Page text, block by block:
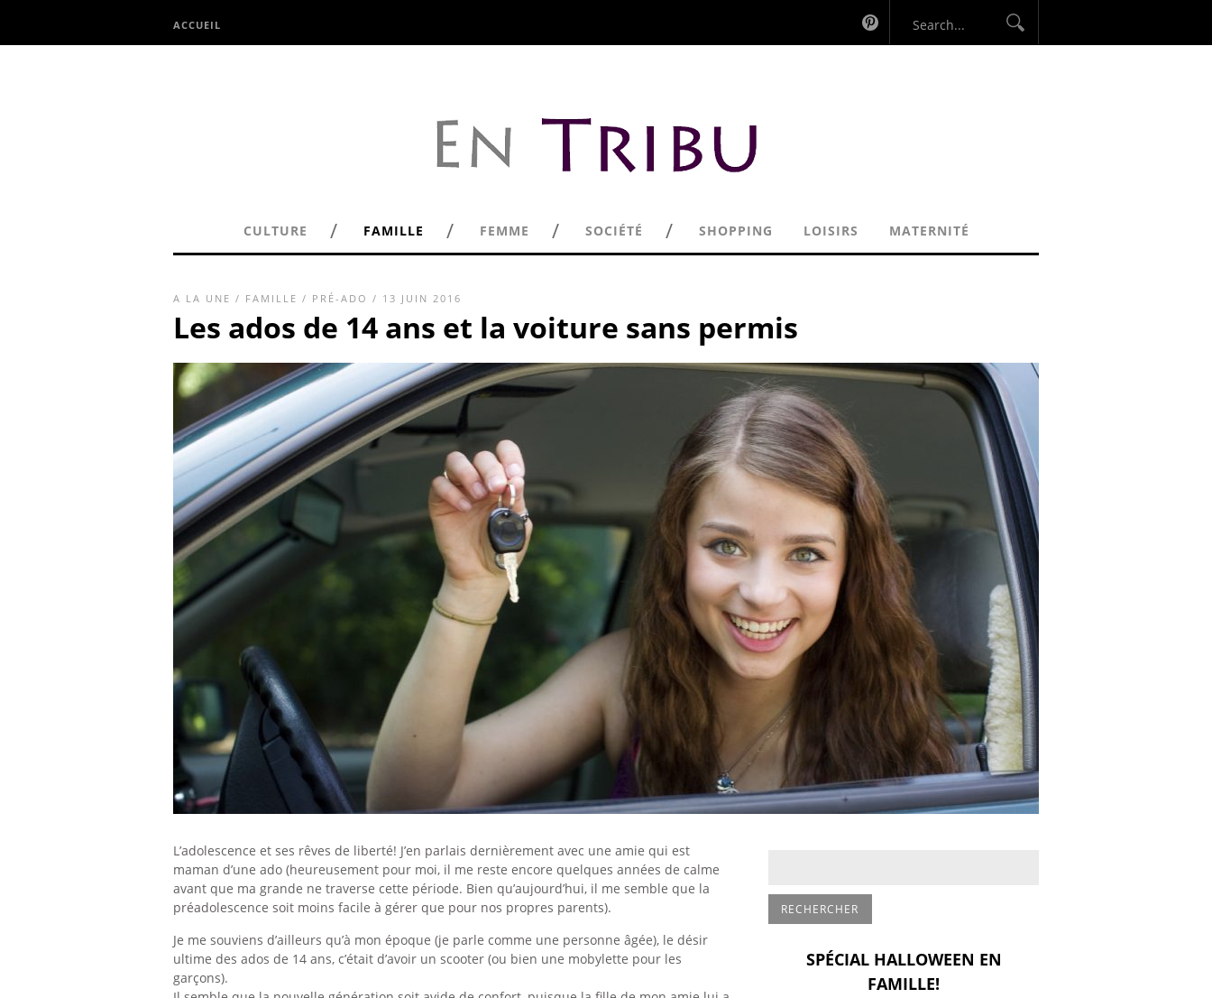
ACCUEIL
CULTURE / FAMILLE / FEMME / SOCIÉTÉ / SHOPPING LOISIRS MATERNITÉ
A LA UNE / FAMILLE / PRÉ-ADO / 13 JUIN 2016
Les ados de 14 ans et la voiture sans permis
L’adolescence et ses rêves de liberté! J’en parlais dernièrement avec une amie qui est
maman d’une ado (heureusement pour moi, il me reste encore quelques années de calme
avant que ma grande ne traverse cette période. Bien qu’aujourd’hui, il me semble que la
préadolescence soit moins facile à gérer que pour nos propres parents).
Je me souviens d’ailleurs qu’à mon époque (je parle comme une personne âgée), le désir
ultime des ados de 14 ans, c’était d’avoir un scooter (ou bien une mobylette pour les
garçons).
SPÉCIAL HALLOWEEN EN
FAMILLE!